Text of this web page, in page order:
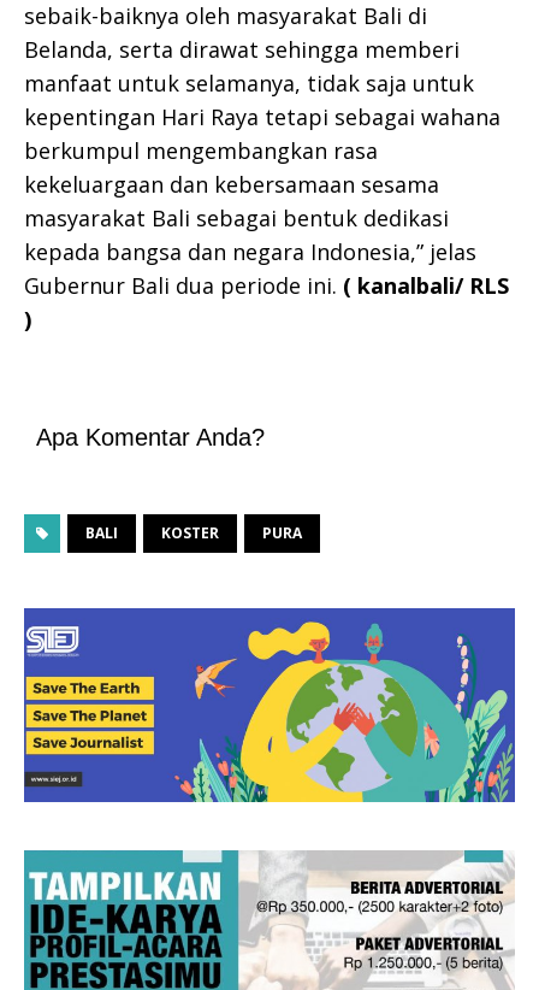
sebaik-baiknya oleh masyarakat Bali di
Belanda, serta dirawat sehingga memberi
manfaat untuk selamanya, tidak saja untuk
kepentingan Hari Raya tetapi sebagai wahana
berkumpul mengembangkan rasa
kekeluargaan dan kebersamaan sesama
masyarakat Bali sebagai bentuk dedikasi
kepada bangsa dan negara Indonesia,” jelas
Gubernur Bali dua periode ini. ( kanalbali/ RLS
)
Apa Komentar Anda?
BALI KOSTER PURA